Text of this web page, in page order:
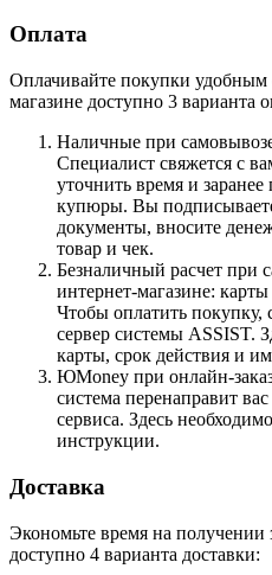
Оплата
Оплачивайте покупки удобным
магазине доступно 3 варианта
Наличные при
Специалист свяжется с
уточнить время и
купюры. Вы
документы, вносите
товар и чек.
Безналичный расчет при
интернет-магазине:
Чтобы оплатить покупку,
сервер системы ASSIST.
карты, срок действия и
ЮMoney при онлайн-
система перенаправит
сервиса. Здесь
инструкции.
Доставка
Экономьте время на получении
доступно 4 варианта доставки: